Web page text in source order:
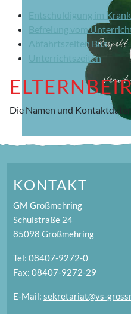
Entschuldigung im
Befreiung vom
Abfahrtszeiten Bus
Unterrichtszeiten
Die Namen und
KONTAKT
GM Großmehring
Schulstraße 24
85098 Großmehring
Tel: 08407-9272-0
Fax: 08407-9272-29
E-Mail: sekretariat@vs-